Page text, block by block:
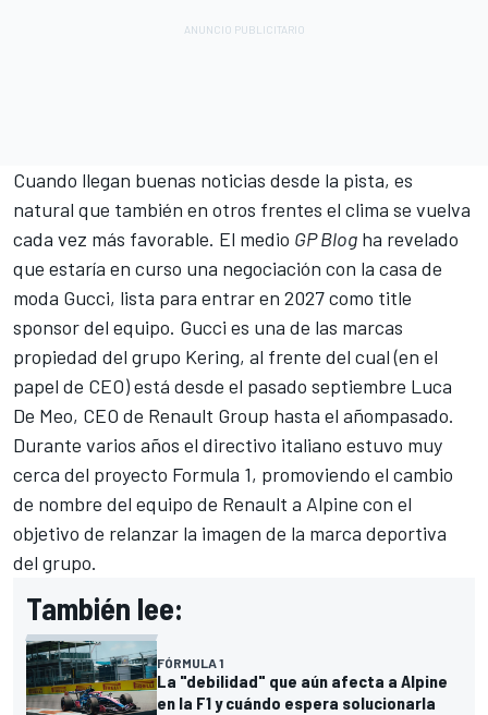
Cuando llegan buenas noticias desde la pista, es
natural que también en otros frentes el clima se vuelva
cada vez más favorable. El medio GP Blog ha revelado
que estaría en curso una negociación con la casa de
moda Gucci, lista para entrar en 2027 como title
sponsor del equipo. Gucci es una de las marcas
propiedad del grupo Kering, al frente del cual (en el
papel de CEO) está desde el pasado septiembre Luca
De Meo, CEO de Renault Group hasta el añompasado.
Durante varios años el directivo italiano estuvo muy
cerca del proyecto Formula 1, promoviendo el cambio
de nombre del equipo de Renault a Alpine con el
objetivo de relanzar la imagen de la marca deportiva
del grupo.
También lee:
FÓRMULA 1
La "debilidad" que aún afecta a Alpine
en la F1 y cuándo espera solucionarla